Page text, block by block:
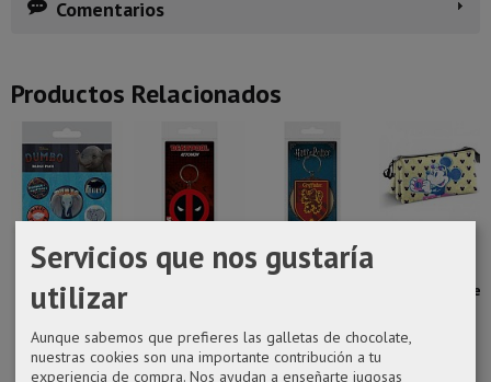
Comentarios
Productos Relacionados
Set Chapas
Disney Dumbo
4,25 €
Llavero Marvel
Logo Deadpool
Harry Potter
Llavero
3,25 €
colorido triple...
14,95 €
Servicios que nos gustaría
utilizar
Aunque sabemos que prefieres las galletas de chocolate,
nuestras cookies son una importante contribución a tu
experiencia de compra. Nos ayudan a enseñarte jugosas